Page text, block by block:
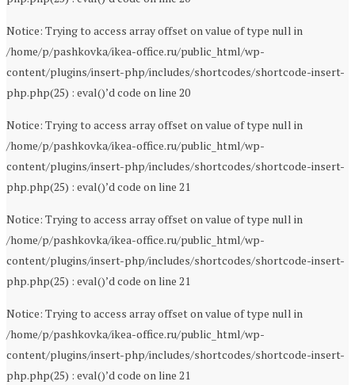
Notice: Trying to access array offset on value of type null in
/home/p/pashkovka/ikea-office.ru/public_html/wp-
content/plugins/insert-php/includes/shortcodes/shortcode-insert-
php.php(25) : eval()’d code on line 20
Notice: Trying to access array offset on value of type null in
/home/p/pashkovka/ikea-office.ru/public_html/wp-
content/plugins/insert-php/includes/shortcodes/shortcode-insert-
php.php(25) : eval()’d code on line 21
Notice: Trying to access array offset on value of type null in
/home/p/pashkovka/ikea-office.ru/public_html/wp-
content/plugins/insert-php/includes/shortcodes/shortcode-insert-
php.php(25) : eval()’d code on line 21
Notice: Trying to access array offset on value of type null in
/home/p/pashkovka/ikea-office.ru/public_html/wp-
content/plugins/insert-php/includes/shortcodes/shortcode-insert-
php.php(25) : eval()’d code on line 21